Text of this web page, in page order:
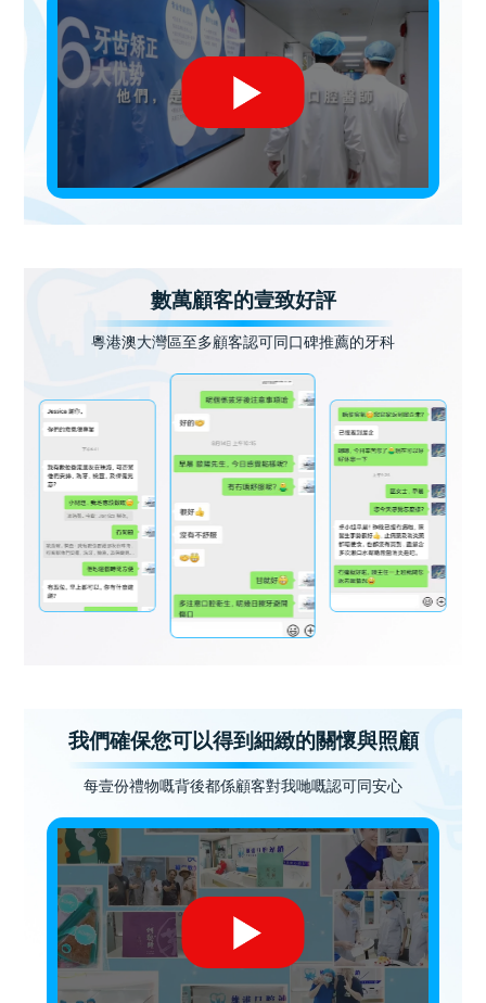
數萬顧客的壹致好評
粵港澳大灣區至多顧客認可同口碑推薦的牙科
我們確保您可以得到細緻的關懷與照顧
每壹份禮物嘅背後都係顧客對我哋嘅認可同安心